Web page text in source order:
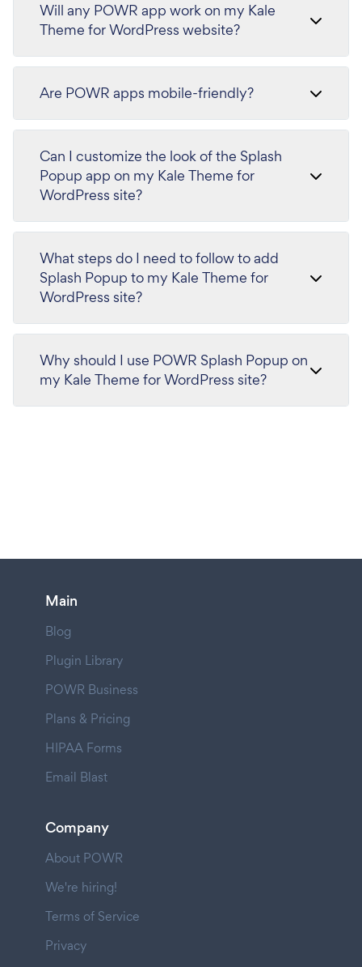
Will any POWR app work on my Kale
Theme for WordPress website?
Are POWR apps mobile-friendly?
Can I customize the look of the Splash
Popup app on my Kale Theme for
WordPress site?
What steps do I need to follow to add
Splash Popup to my Kale Theme for
WordPress site?
Why should I use POWR Splash Popup on
my Kale Theme for WordPress site?
Main
Blog
Plugin Library
POWR Business
Plans & Pricing
HIPAA Forms
Email Blast
Company
About POWR
We're hiring!
Terms of Service
Privacy